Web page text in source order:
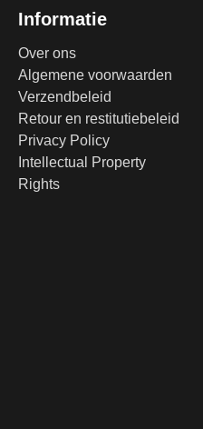
Informatie
Over ons
Algemene voorwaarden
Verzendbeleid
Retour en restitutiebeleid
Privacy Policy
Intellectual Property
Rights